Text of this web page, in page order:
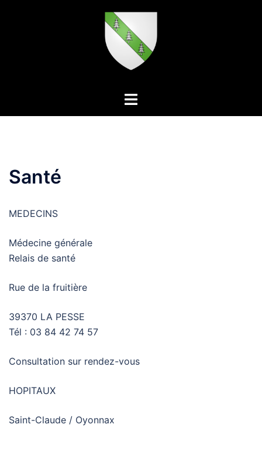
Ouvrir/fermer
Santé
MEDECINS
Médecine générale
Relais de santé
Rue de la fruitière
39370 LA PESSE
Tél : 03 84 42 74 57
Consultation sur rendez-vous
HOPITAUX
Saint-Claude / Oyonnax